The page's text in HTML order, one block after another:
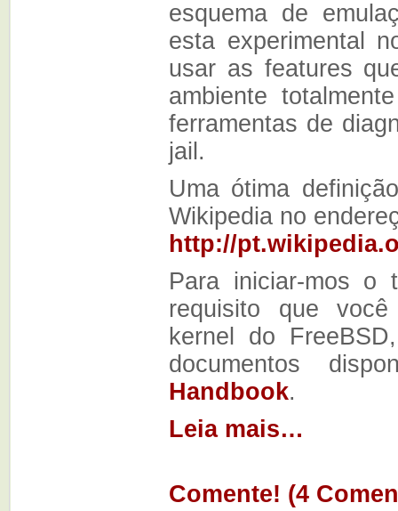
esquema de
esta experimental
usar as features
ambiente
ferramentas de
jail.
Uma ótima
Wikipedia no
http://
Para iniciar-mos o
requisito que
kernel do
documentos
Handbook.
Leia mais…
Comente! (4